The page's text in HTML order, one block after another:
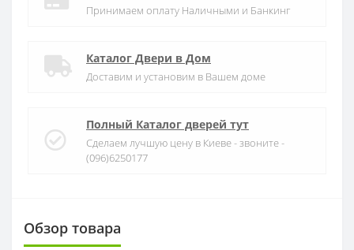
Принимаем оплату Наличными и Банкинг
Каталог Двери в Дом
Доставим и установим в Вашем доме
Полный Каталог дверей тут
Сделаем лучшую цену в Киеве - звоните -
(096)6250177
Обзор товара